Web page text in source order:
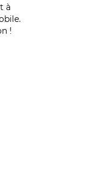
à
!